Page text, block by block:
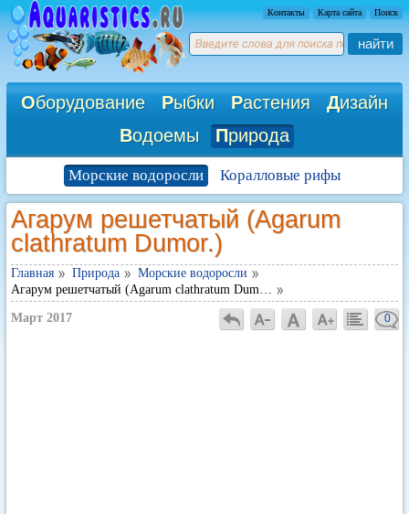
Контакты Карта сайта Поиск
найти
Оборудование Рыбки Растения Дизайн
Водоемы Природа
Морские водоросли Коралловые рифы
Агарум решетчатый (Agarum
clathratum Dumor.)
Главная Природа
Морские водоросли
Агарум решетчатый (Agarum clathratum Dum…
Март 2017 0